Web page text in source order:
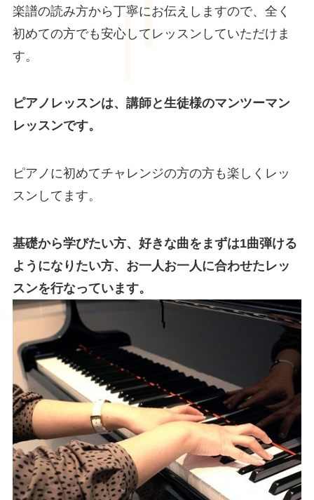
楽譜の読み方から丁寧にお伝えしますので、全く
初めての方でも安心してレッスンしていただけま
す。
ピアノレッスンは、講師と生徒様のマンツーマン
レッスンです。
ピアノに初めてチャレンジの方の方も楽しくレッ
スンしてます。
基礎から学びたい方、好きな曲をまずは1曲弾ける
ようになりたい方、お一人お一人に合わせたレッ
スンを行なっています。